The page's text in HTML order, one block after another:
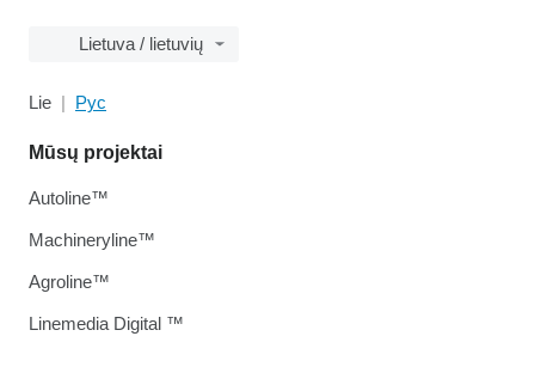
Lietuva / lietuvių
Lie Рус
Mūsų projektai
Autoline™
Machineryline™
Agroline™
Linemedia Digital ™